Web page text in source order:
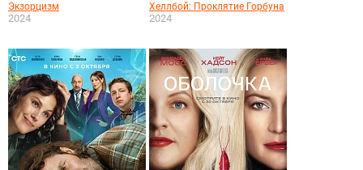
Экзорцизм
2024
Хеллбой: Проклятие Горбуна
2024